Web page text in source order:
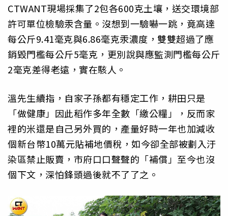
CTWANT現場採集了2包各600克土壤，送交環境部
許可單位檢驗汞含量。沒想到一驗嚇一跳，竟高達
每公斤9.41毫克與6.86毫克汞濃度，雙雙超過了應
銷毀門檻每公斤5毫克，更別說與應監測門檻每公斤
2毫克差得老遠，實在駭人。
溫先生續指，自家子孫都有穩定工作，耕田只是
「做健康」因此稻作多年全數「繳公糧」，反而家
裡的米還是自己另外買的，產量好時一年也加減收
個新台幣10萬元貼補地價稅，如今卻全部被劃入汙
染區禁止販賣，市府口口聲聲的「補償」至今也沒
個下文，深怕鋒頭過後就不了了之。